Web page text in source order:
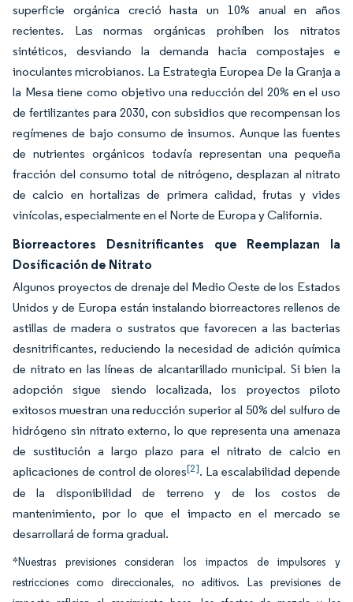
superficie orgánica creció hasta un 10% anual en años
recientes. Las normas orgánicas prohíben los nitratos
sintéticos, desviando la demanda hacia compostajes e
inoculantes microbianos. La Estrategia Europea De la Granja a
la Mesa tiene como objetivo una reducción del 20% en el uso
de fertilizantes para 2030, con subsidios que recompensan los
regímenes de bajo consumo de insumos. Aunque las fuentes
de nutrientes orgánicos todavía representan una pequeña
fracción del consumo total de nitrógeno, desplazan al nitrato
de calcio en hortalizas de primera calidad, frutas y vides
vinícolas, especialmente en el Norte de Europa y California.
Biorreactores Desnitrificantes que Reemplazan la
Dosificación de Nitrato
Algunos proyectos de drenaje del Medio Oeste de los Estados
Unidos y de Europa están instalando biorreactores rellenos de
astillas de madera o sustratos que favorecen a las bacterias
desnitrificantes, reduciendo la necesidad de adición química
de nitrato en las líneas de alcantarillado municipal. Si bien la
adopción sigue siendo localizada, los proyectos piloto
exitosos muestran una reducción superior al 50% del sulfuro de
hidrógeno sin nitrato externo, lo que representa una amenaza
de sustitución a largo plazo para el nitrato de calcio en
aplicaciones de control de olores[2]. La escalabilidad depende
de la disponibilidad de terreno y de los costos de
mantenimiento, por lo que el impacto en el mercado se
desarrollará de forma gradual.
*Nuestras previsiones consideran los impactos de impulsores y
restricciones como direccionales, no aditivos. Las previsiones de